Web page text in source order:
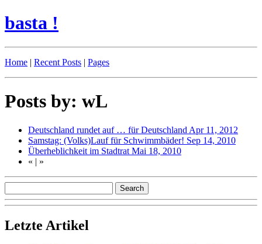
basta !
Home | Recent Posts | Pages
Posts by: wL
Deutschland rundet auf … für Deutschland Apr 11, 2012
Samstag: (Volks)Lauf für Schwimmbäder! Sep 14, 2010
Überheblichkeit im Stadtrat Mai 18, 2010
« | »
Letzte Artikel